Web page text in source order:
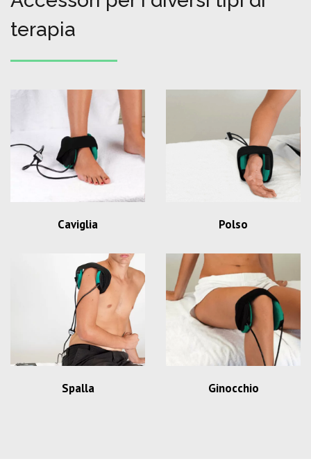
terapia
Caviglia Polso
Spalla Ginocchio